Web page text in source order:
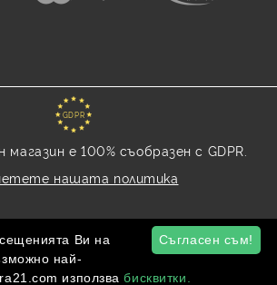
GDPR
е 100% съобразен с GDPR.
нашата политика
Моите лични данни
Съгласен съм!
Ви на
най-
използвабисквитки.